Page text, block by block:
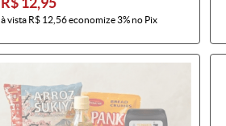
à vista R$ 12,56economize3%no Pix